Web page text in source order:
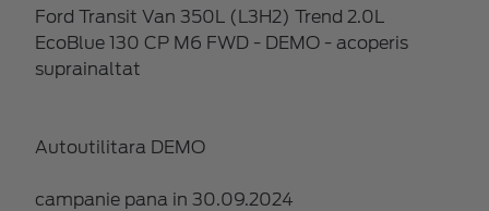
Ford Transit Van 350L (L3H2) Trend 2.0L
EcoBlue 130 CP M6 FWD - DEMO - acoperis
suprainaltat
Autoutilitara DEMO
campanie pana in 30.09.2024